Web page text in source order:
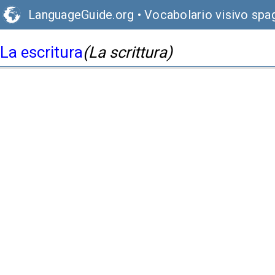
LanguageGuide.org • Vocabolario visivo
La escritura(La scrittura)